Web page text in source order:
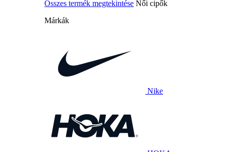
Összes termék megtekintése Női cipők
Márkák
Nike